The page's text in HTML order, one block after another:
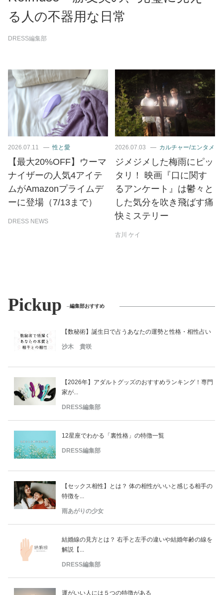
る人の不器用な日常
DRESS編集部
2026.07.11 性と愛
【最大20%OFF】ウーマ
ナイザーの人気4アイテ
ムがAmazonプライムデ
ーに登場（7/13まで）
DRESS NEWS
2026.07.03 カルチャー/エンタメ
ジメジメした梅雨にピッ
タリ！ 映画『口に関す
るアンケート』は鬱々と
した気分を吹き飛ばす痛
快ミステリー
古川 ケイ
Pickup 編集部おすすめ
【数秘術】誕生日で占うあなたの運勢と性格・相性占い
沙木 貴咲
【2026年】アダルトグッズのおすすめランキング！専門
家が...
DRESS編集部
12星座でわかる「裏性格」の特徴一覧
DRESS編集部
【セックス相性】とは？ 体の相性がいいと感じる相手の
特徴を...
雨あがりの少女
結婚線の見方とは？ 右手と左手の違いや結婚年齢の線を
解説【...
DRESS編集部
運がいい人には５つの特徴がある